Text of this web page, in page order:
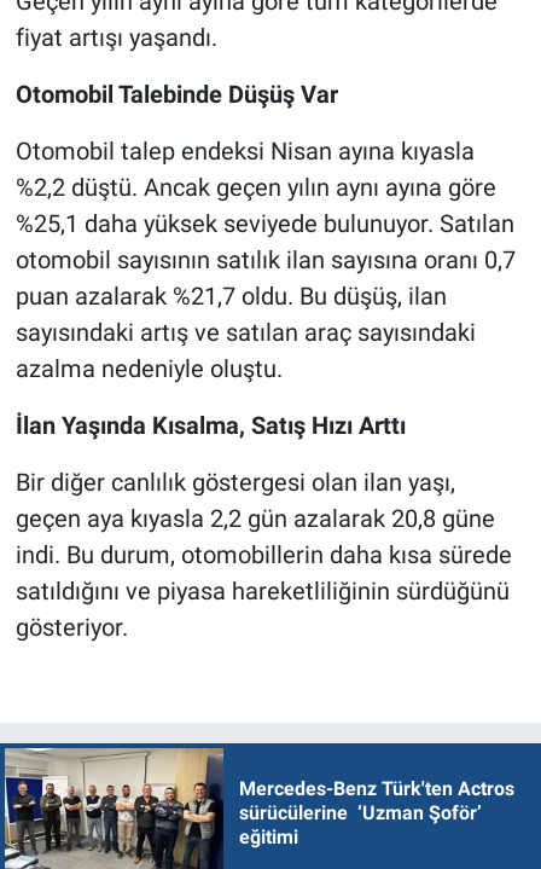
fiyat artışı yaşandı.
Otomobil Talebinde Düşüş Var
Otomobil talep endeksi Nisan ayına kıyasla
%2,2 düştü. Ancak geçen yılın aynı ayına göre
%25,1 daha yüksek seviyede bulunuyor. Satılan
otomobil sayısının satılık ilan sayısına oranı 0,7
puan azalarak %21,7 oldu. Bu düşüş, ilan
sayısındaki artış ve satılan araç sayısındaki
azalma nedeniyle oluştu.
İlan Yaşında Kısalma, Satış Hızı Arttı
Bir diğer canlılık göstergesi olan ilan yaşı,
geçen aya kıyasla 2,2 gün azalarak 20,8 güne
indi. Bu durum, otomobillerin daha kısa sürede
satıldığını ve piyasa hareketliliğinin sürdüğünü
gösteriyor.
Mercedes-Benz Türk'ten Actros
sürücülerine ‘Uzman Şoför’
eğitimi